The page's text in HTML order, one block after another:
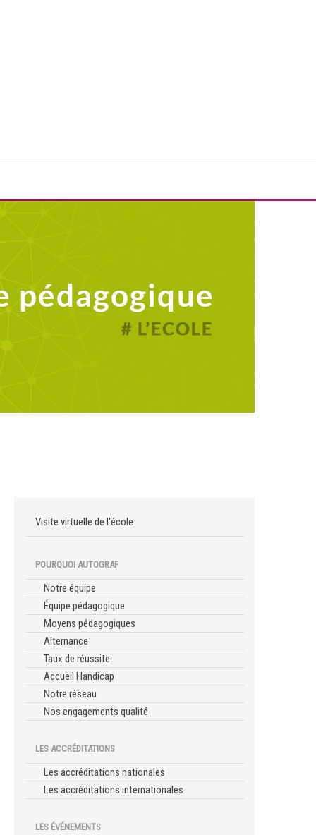
Visite virtuelle de l'école
POURQUOI AUTOGRAF
Notre équipe
Équipe pédagogique
Moyens pédagogiques
Alternance
Taux de réussite
Accueil Handicap
Notre réseau
Nos engagements qualité
LES ACCRÉDITATIONS
Les accréditations nationales
Les accréditations internationales
LES ÉVÉNEMENTS